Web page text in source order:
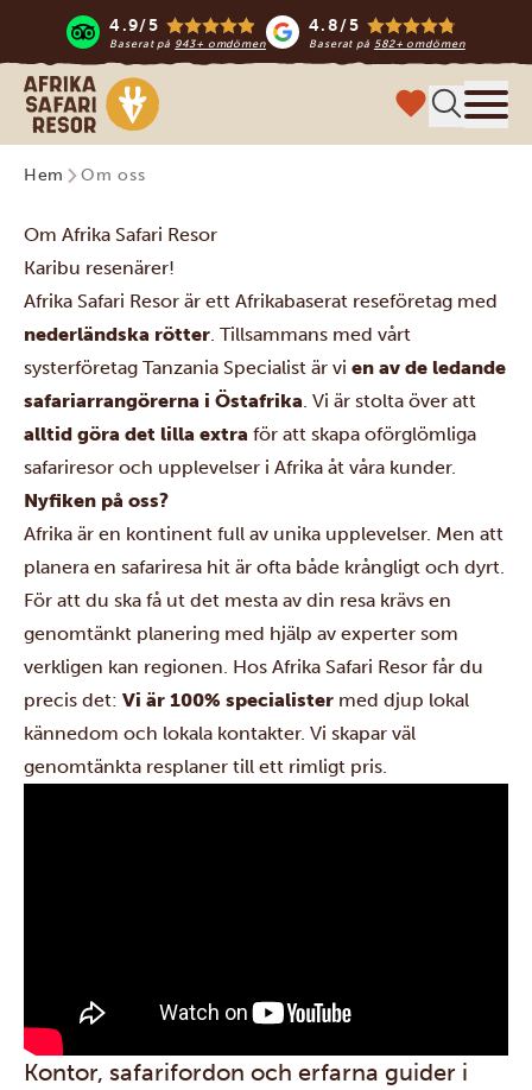
4.9/5
Baserat på 943+ omdömen
4.8/5
Baserat på 582+ omdömen
Safari-resor i Afrika
Hem Om oss
Om Afrika Safari Resor
Karibu resenärer!
Afrika Safari Resor är ett Afrikabaserat reseföretag med
nederländska rötter. Tillsammans med vårt
systerföretag Tanzania Specialist är vi en av de ledande
safariarrangörerna i Östafrika. Vi är stolta över att
alltid göra det lilla extra för att skapa oförglömliga
safariresor och upplevelser i Afrika åt våra kunder.
Nyfiken på oss?
Afrika är en kontinent full av unika upplevelser. Men att
planera en safariresa hit är ofta både krångligt och dyrt.
För att du ska få ut det mesta av din resa krävs en
genomtänkt planering med hjälp av experter som
verkligen kan regionen. Hos Afrika Safari Resor får du
precis det: Vi är 100% specialister med djup lokal
kännedom och lokala kontakter. Vi skapar väl
genomtänkta resplaner till ett rimligt pris.
Kontor, safarifordon och erfarna guider i